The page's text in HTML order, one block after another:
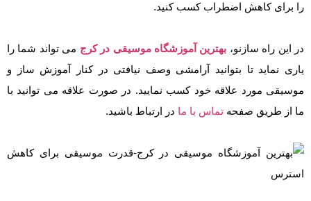
را برای کاهش اضطراب کسب کنید.
در این راه سازنو، بهترین آموزشگاه موسیقی در کرج می تواند شما را
یاری نماید تا بتوانید آرامشی وصف نیافتی در کنار آموزش ساز و
موسیقی مورد علاقه خود کسب نمایید. در صورت علاقه می توانید با
ما از طریق صفحه تماس با ما در ارتباط باشید.